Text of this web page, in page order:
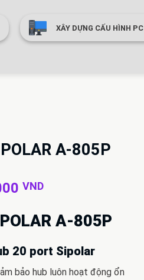
XÂY DỰNG CẤU HÌNH PC
A-805P
VND.
VNDGiá
tại
là:
1.099.000 VND.
A-805P
20 port Sipolar
bảo hub luôn hoạt động ổn